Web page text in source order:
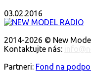
03.02.2016
2014-2026 © New
Kontaktujte nás:
Partneri: Fond na